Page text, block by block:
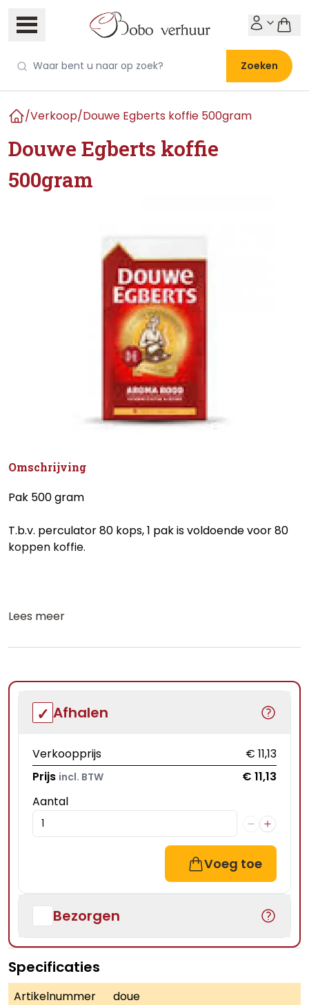
Zoeken
/Verkoop/Douwe Egberts koffie 500gram
Douwe Egberts koffie
500gram
Omschrijving
Pak 500 gram
T.b.v. perculator 80 kops, 1 pak is voldoende voor 80
koppen koffie.
Lees meer
Afhalen
Verkoopprijs
€ 11,13
Prijs incl. BTW
€ 11,13
Aantal
Voeg toe
Bezorgen
Specificaties
Artikelnummer
doue